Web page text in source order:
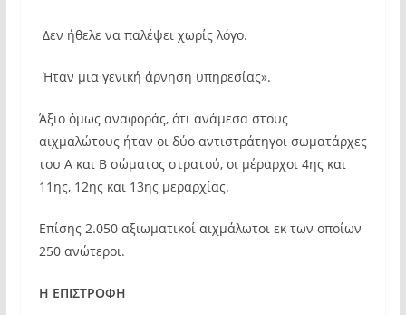
Δεν ήθελε να παλέψει χωρίς λόγο.
Ήταν μια γενική άρνηση υπηρεσίας».
Άξιο όμως αναφοράς, ότι ανάμεσα στους
αιχμαλώτους ήταν οι δύο αντιστράτηγοι σωματάρχες
του Α και Β σώματος στρατού, οι μέραρχοι 4ης και
11ης, 12ης και 13ης μεραρχίας.
Επίσης 2.050 αξιωματικοί αιχμάλωτοι εκ των οποίων
250 ανώτεροι.
Η ΕΠΙΣΤΡΟΦΗ